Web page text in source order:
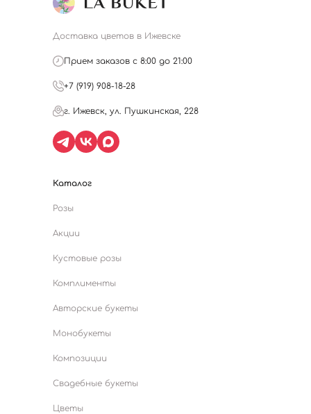
Доставка цветов в Ижевске
Прием заказов с 8:00 до 21:00
+7 (919) 908-18-28
г. Ижевск, ул. Пушкинская, 228
Каталог
Розы
Акции
Кустовые розы
Комплименты
Авторские букеты
Монобукеты
Композиции
Свадебные букеты
Цветы